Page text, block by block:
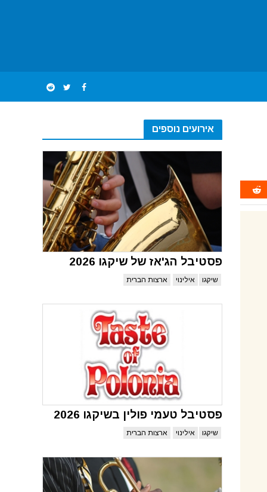
אירועים נוספים
פסטיבל הג'אז של שיקגו 2026
שיקגו אילינוי ארצות הברית
פסטיבל טעמי פולין בשיקגו 2026
שיקגו אילינוי ארצות הברית